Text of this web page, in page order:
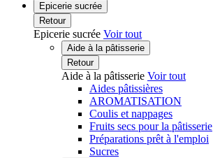
Epicerie sucrée
Retour
Epicerie sucrée Voir tout
Aide à la pâtisserie
Retour
Aide à la pâtisserie Voir tout
Aides pâtissières
AROMATISATION
Coulis et nappages
Fruits secs pour la pâtisserie
Préparations prêt à l'emploi
Sucres